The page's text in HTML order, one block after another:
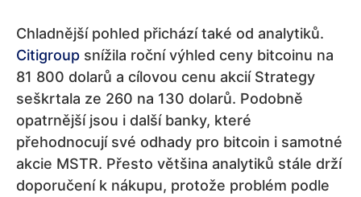
Chladnější pohled přichází také od analytiků.
Citigroup snížila roční výhled ceny bitcoinu na
81 800 dolarů a cílovou cenu akcií Strategy
seškrtala ze 260 na 130 dolarů. Podobně
opatrnější jsou i další banky, které
přehodnocují své odhady pro bitcoin i samotné
akcie MSTR. Přesto většina analytiků stále drží
doporučení k nákupu, protože problém podle